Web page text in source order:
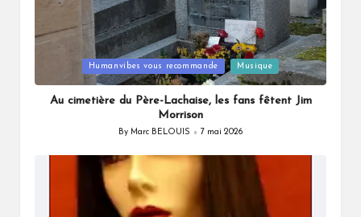
in
Humanvibes vous recommande Musique
Au cimetière du Père-Lachaise, les fans fêtent Jim
Morrison
Posted
By Marc BELOUIS 7 mai 2026